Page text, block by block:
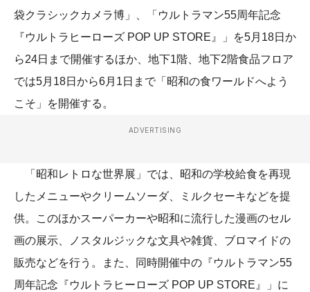
袋クラシックカメラ博」、「ウルトラマン55周年記念
『ウルトラヒーローズ POP UP STORE』」を5月18日か
ら24日まで開催するほか、地下1階、地下2階食品フロア
では5月18日から6月1日まで「昭和の食ワールドへよう
こそ」を開催する。
ADVERTISING
「昭和レトロな世界展」では、昭和の学校給食を再現
したメニューやクリームソーダ、ミルクセーキなどを提
供。このほかスーパーカーや昭和に流行した漫画のセル
画の展示、ノスタルジックな文具や雑貨、ブロマイドの
販売などを行う。また、同時開催中の『ウルトラマン55
周年記念『ウルトラヒーローズ POP UP STORE』」に